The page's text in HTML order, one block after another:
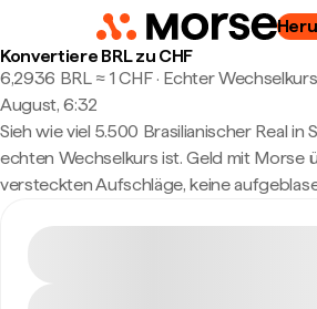
Konvertiere BRL zu CHF
6,2936 BRL ≈ 1 CHF · Echter Wechselkurs
August, 6:32
Sieh wie viel 5.500 Brasilianischer Real in
echten Wechselkurs ist. Geld mit Morse
versteckten Aufschläge, keine